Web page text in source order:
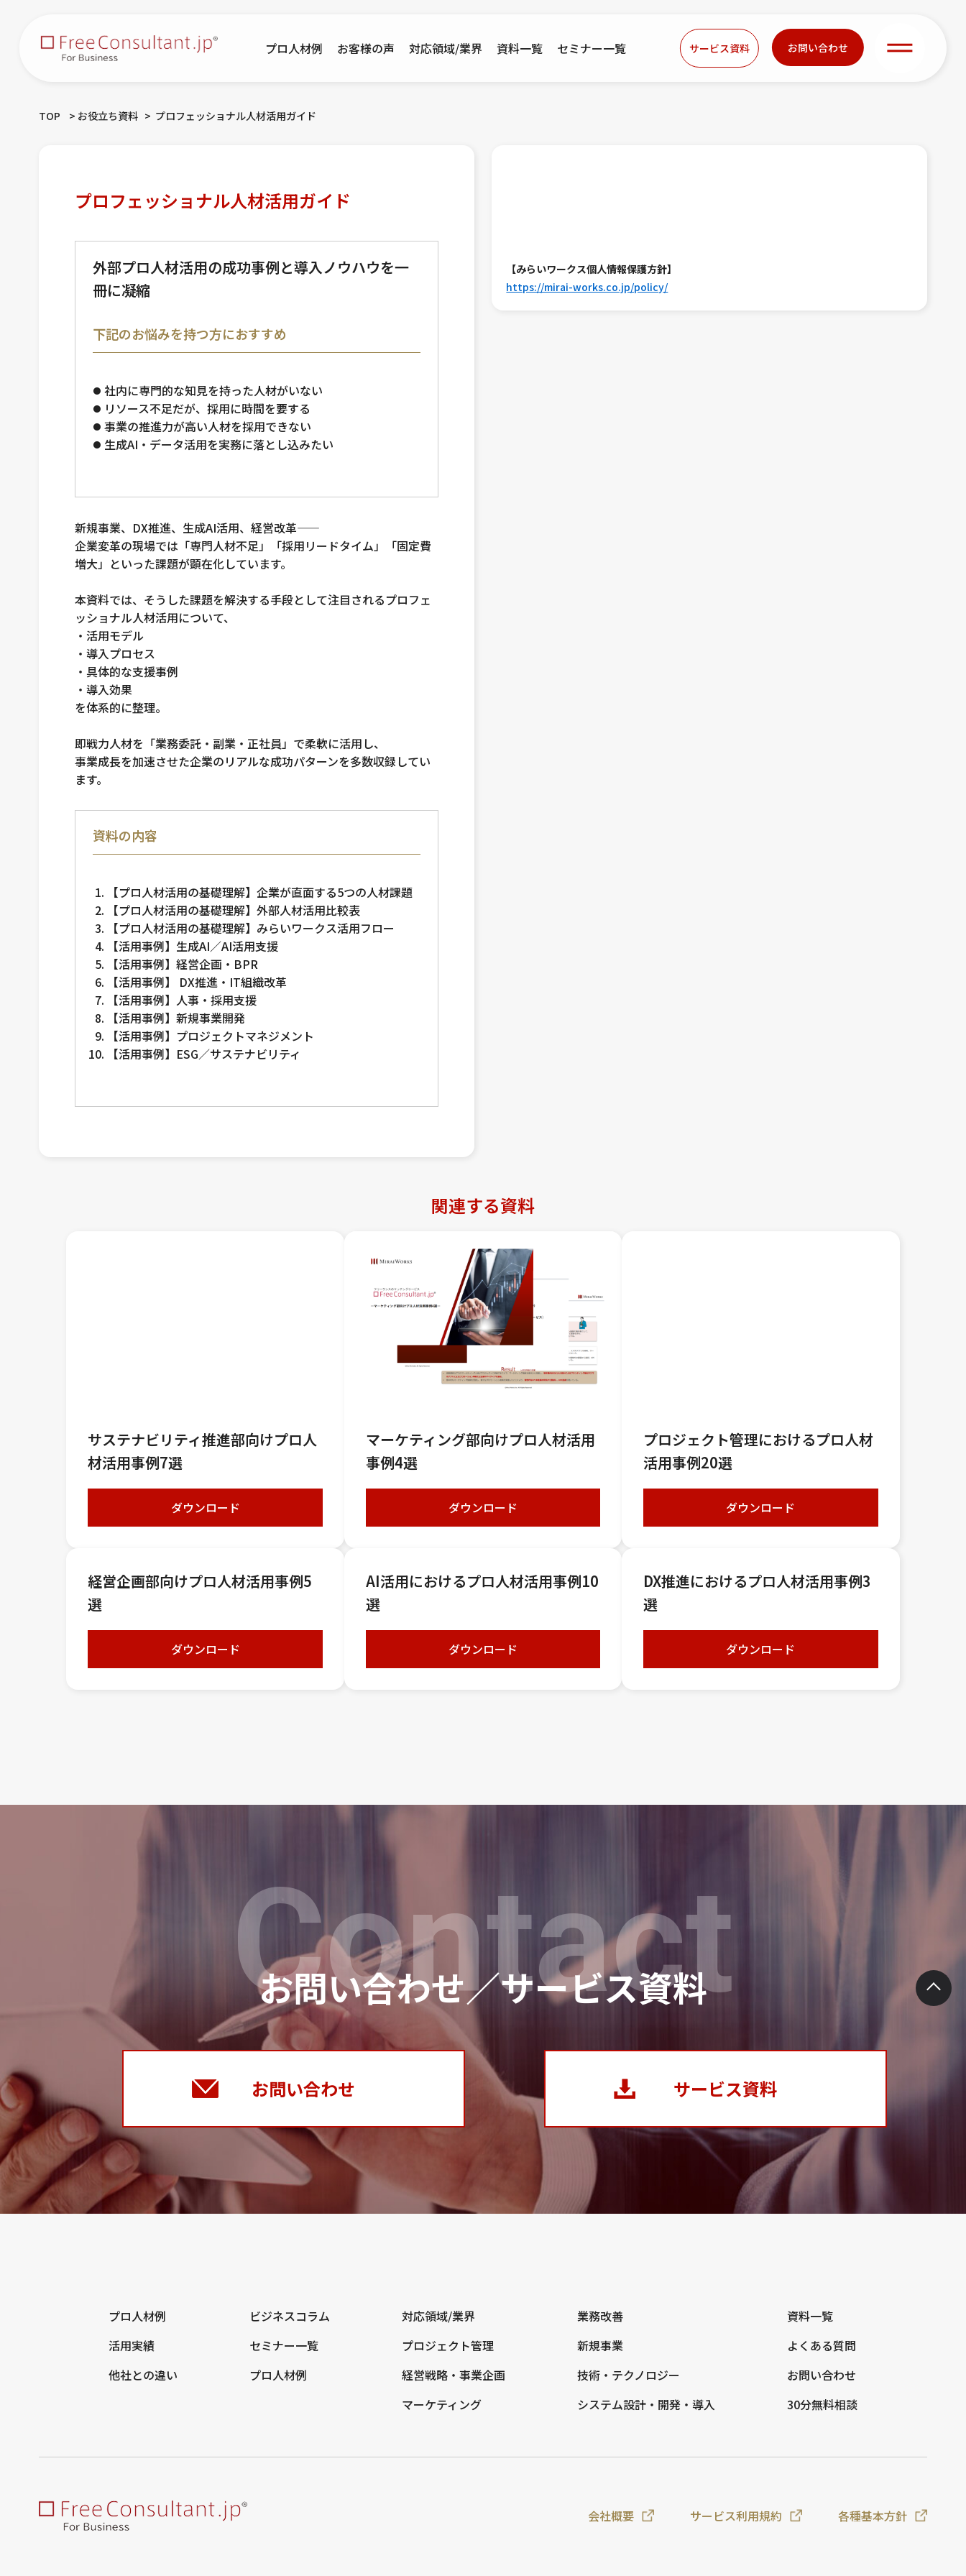
プロ人材例 お客様の声 対応領域/業界 資料一覧 セミナー一覧 サービス資料 お問い合わせ
TOP お役立ち資料 プロフェッショナル人材活用ガイド
プロフェッショナル人材活用ガイド
外部プロ人材活用の成功事例と導入ノウハウを一
冊に凝縮
下記のお悩みを持つ方におすすめ
社内に専門的な知見を持った人材がいない
リソース不足だが、採用に時間を要する
事業の推進力が高い人材を採用できない
生成AI・データ活用を実務に落とし込みたい
新規事業、DX推進、生成AI活用、経営改革――
企業変革の現場では「専門人材不足」「採用リードタイム」「固定費
増大」といった課題が顕在化しています。
本資料では、そうした課題を解決する手段として注目されるプロフェ
ッショナル人材活用について、
・活用モデル
・導入プロセス
・具体的な支援事例
・導入効果
を体系的に整理。
即戦力人材を「業務委託・副業・正社員」で柔軟に活用し、
事業成長を加速させた企業のリアルな成功パターンを多数収録してい
ます。
資料の内容
【プロ人材活用の基礎理解】企業が直⾯する5つの⼈材課題
【プロ人材活用の基礎理解】外部人材活用比較表
【プロ人材活用の基礎理解】みらいワークス活用フロー
【活用事例】生成AI／AI活用支援
【活用事例】経営企画・BPR
【活用事例】 DX推進・IT組織改革
【活用事例】人事・採用支援
【活用事例】新規事業開発
【活用事例】プロジェクトマネジメント
【活用事例】ESG／サステナビリティ
【みらいワークス個人情報保護方針】
https://mirai-works.co.jp/policy/
関連する資料
サステナビリティ推進部向けプロ人
材活用事例7選
ダウンロード
マーケティング部向けプロ人材活用
事例4選
ダウンロード
プロジェクト管理におけるプロ人材
活用事例20選
ダウンロード
経営企画部向けプロ人材活用事例5
選
ダウンロード
AI活用におけるプロ人材活用事例10
選
ダウンロード
DX推進におけるプロ人材活用事例3
選
ダウンロード
お問い合わせ／サービス資料
Contact
お問い合わせ サービス資料
プロ人材例
活用実績
他社との違い
ビジネスコラム
セミナー一覧
プロ人材例
対応領域/業界
プロジェクト管理
経営戦略・事業企画
マーケティング
業務改善
新規事業
技術・テクノロジー
システム設計・開発・導入
資料一覧
よくある質問
お問い合わせ
30分無料相談
会社概要 サービス利用規約 各種基本方針